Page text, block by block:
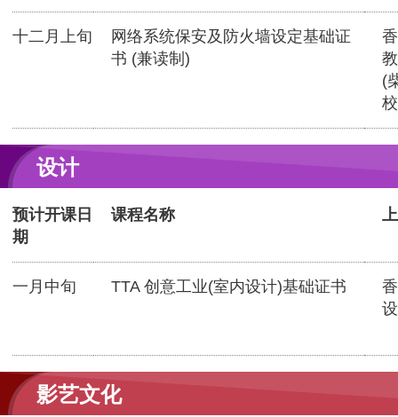
十二月上旬
网络系统保安及防火墙设定基础证
书 (兼读制)
(
设计
预计开课日
期
课程名称
一月中旬 TTA 创意工业(室内设计)基础证书
影艺文化